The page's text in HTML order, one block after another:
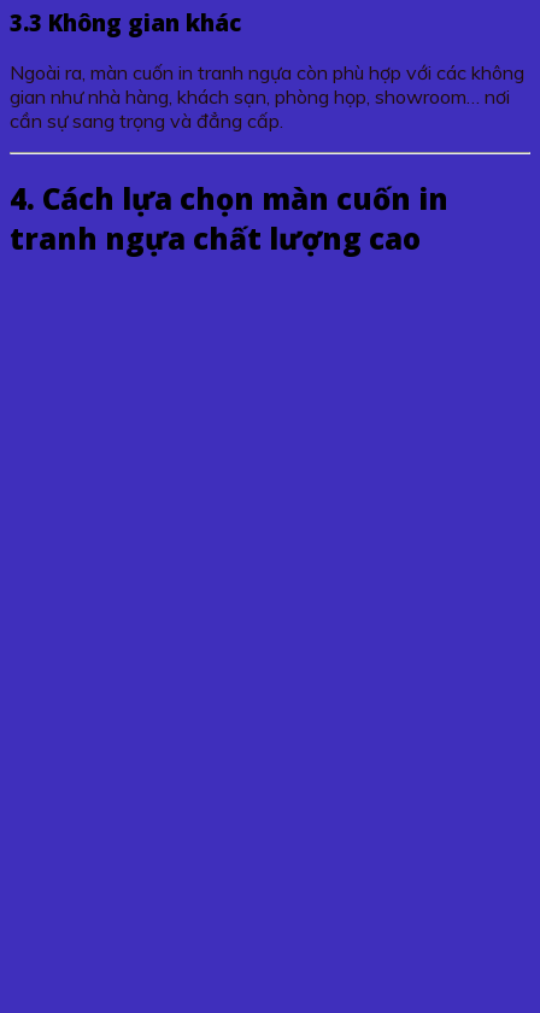
3.3 Không gian khác
Ngoài ra, màn cuốn in tranh ngựa còn phù hợp với các không
gian như nhà hàng, khách sạn, phòng họp, showroom… nơi
cần sự sang trọng và đẳng cấp.
4. Cách lựa chọn màn cuốn in
tranh ngựa chất lượng cao